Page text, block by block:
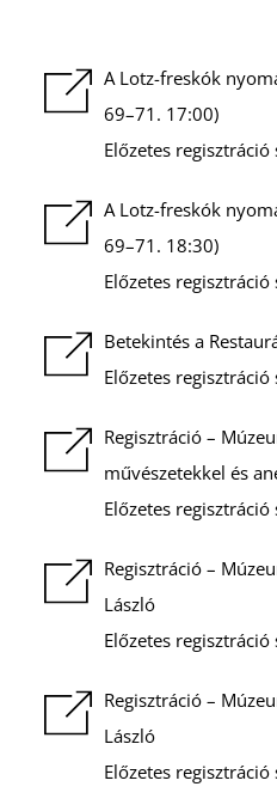
A Lotz-freskók
69–71. 17:00)
Előzetes regisztráció
A Lotz-freskók
69–71. 18:30)
Előzetes regisztráció
Betekintés a
Előzetes regisztráció
Regisztráció –
művészetekkel és
Előzetes regisztráció
Regisztráció –
László
Előzetes regisztráció
Regisztráció –
László
Előzetes regisztráció